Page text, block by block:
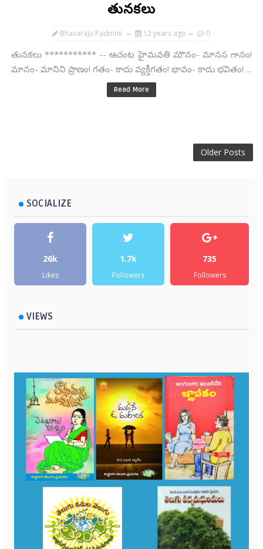
తునకలు
Bhavaraju Padmini 12 years ago 0
తునకలు *********** -- ఆచంట హైమవతి మౌనం- మానస గానం!
మానం- మానిని ప్రాణం! గతం- కాదు వ్యక్తీగతం! భావం- కాదు భవితం! ...
Read More
Older Posts
SOCIALIZE
26k
Likes
1.7k
Followers
735
Followers
VIEWS